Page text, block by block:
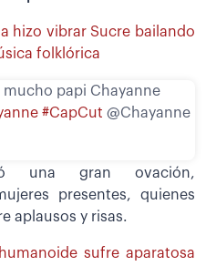
hizo vibrar Sucre bailando
folklórica
mucho papi Chayanne
#CapCut @Chayanne
una gran ovación,
presentes, quienes
aplausos y risas.
sufre aparatosa